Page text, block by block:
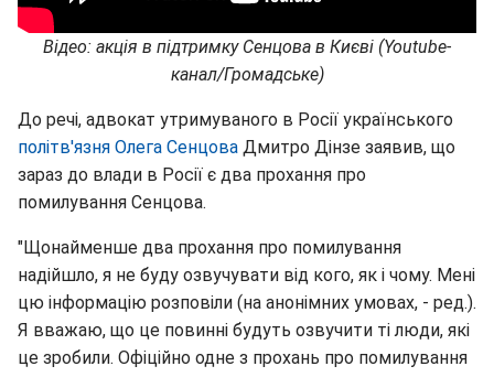
Відео: акція в підтримку Сенцова в Києві (Youtube-
канал/Громадське)
До речі, адвокат утримуваного в Росії українського
політв'язня Олега Сенцова Дмитро Дінзе заявив, що
зараз до влади в Росії є два прохання про
помилування Сенцова.
"Щонайменше два прохання про помилування
надійшло, я не буду озвучувати від кого, як і чому. Мені
цю інформацію розповіли (на анонімних умовах, - ред.).
Я вважаю, що це повинні будуть озвучити ті люди, які
це зробили. Офіційно одне з прохань про помилування